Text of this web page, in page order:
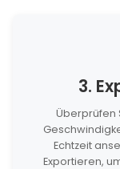
3.
Überprüfen
Echtzeit
Exportieren,